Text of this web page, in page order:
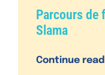
Parcours de
Slama
Continue